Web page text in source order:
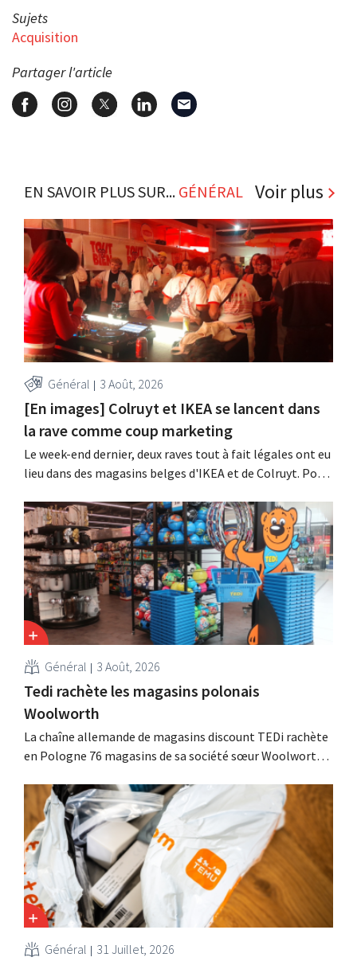
Sujets
Acquisition
Partager l'article
EN SAVOIR PLUS SUR... GÉNÉRAL Voir plus
Général 3 Août, 2026
[En images] Colruyt et IKEA se lancent dans
la rave comme coup marketing
Le week-end dernier, deux raves tout à fait légales ont eu
lieu dans des magasins belges d'IKEA et de Colruyt. Pour
points auprès d'un public plus jeune.
Général 3 Août, 2026
Tedi rachète les magasins polonais
Woolworth
La chaîne allemande de magasins discount TEDi rachète
en Pologne 76 magasins de sa société sœur Woolworth,
discount non alimentaire nourrissent des ambitions de
croissance en Europe.
Général 31 Juillet, 2026